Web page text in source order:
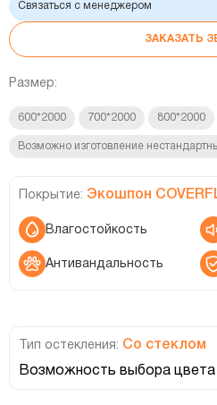
Связаться с менеджером
ЗАКАЗАТЬ
Размер:
600*2000 700*2000 800*2000
Возможно изготовление
Покрытие: Экошпон
Влагостойкость
Антивандальность
Тип остекления: Со стеклом
Возможность выбора цвета